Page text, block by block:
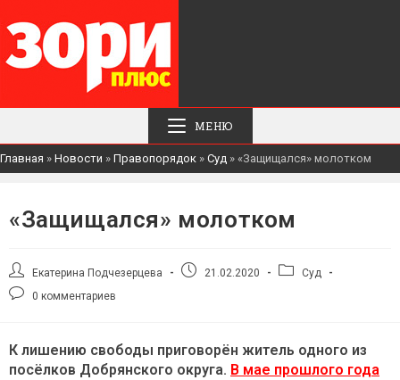
МЕНЮ
Главная » Новости » Правопорядок » Суд » «Защищался» молотком
«Защищался» молотком
Автор
записи:
Екатерина Подчезерцева
Запись21.02.2020
Рубрика
Суд
Комментарии
0 комментариев
К лишению свободы приговорён житель одного из
посёлков Добрянского округа. В мае прошлого года